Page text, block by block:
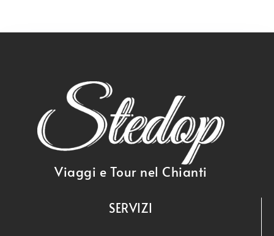
Viaggi e Tour nel Chianti
SERVIZI